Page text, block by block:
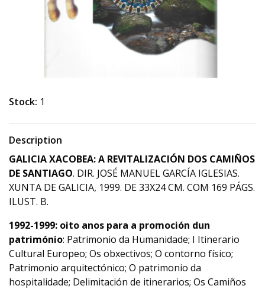
Stock: 1
Description
GALICIA XACOBEA: A REVITALIZACIÓN DOS CAMIÑOS
DE SANTIAGO. DIR. JOSÉ MANUEL GARCÍA IGLESIAS.
XUNTA DE GALICIA, 1999. DE 33X24 CM. COM 169 PÁGS.
ILUST. B.
1992-1999: oito anos para a promoción dun
património: Patrimonio da Humanidade; I Itinerario
Cultural Europeo; Os obxectivos; O contorno físico;
Patrimonio arquitectónico; O patrimonio da
hospitalidade; Delimitación de itinerarios; Os Camiños